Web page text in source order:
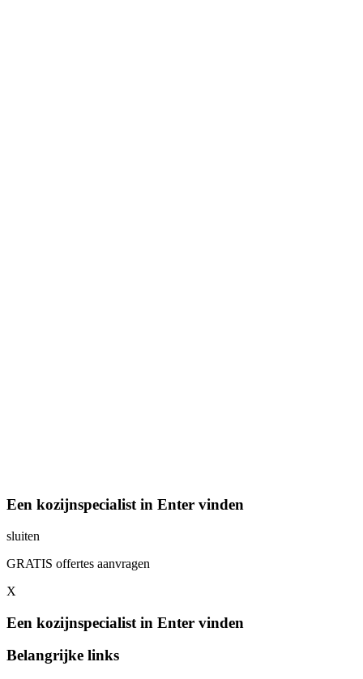
Een kozijnspecialist in Enter vinden
sluiten
GRATIS offertes aanvragen
X
Een kozijnspecialist in Enter vinden
Belangrijke links